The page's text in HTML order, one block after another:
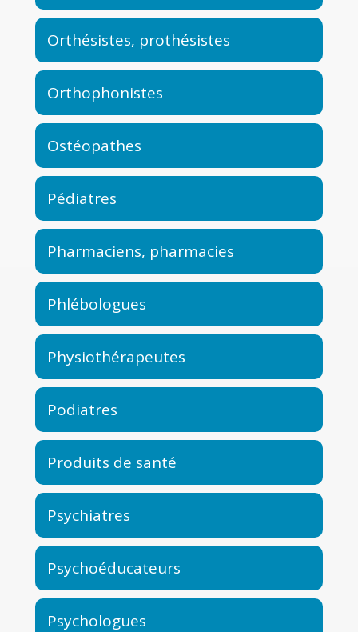
Orthésistes, prothésistes
Orthophonistes
Ostéopathes
Pédiatres
Pharmaciens, pharmacies
Phlébologues
Physiothérapeutes
Podiatres
Produits de santé
Psychiatres
Psychoéducateurs
Psychologues